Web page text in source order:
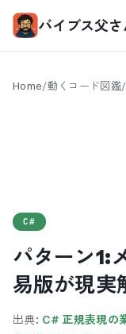
バイブス父
Home/動くコード図鑑/
C#
パターン1:
易版が現実
出典: C# 正規表現の